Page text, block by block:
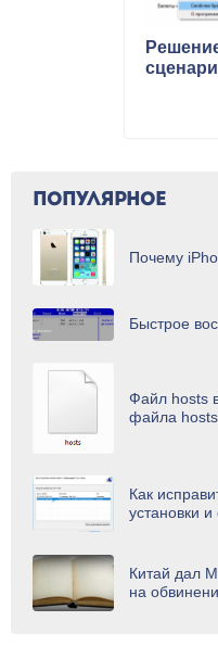
ПОПУЛЯРНОЕ
Почему
Быстрое
Файл hosts
файла hosts
Как
установки
Китай дал
на